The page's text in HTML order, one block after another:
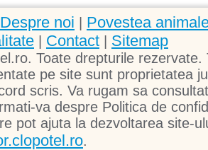
Despre noi
Povestea
Contact Sitemap
Toate drepturile
pe site sunt proprietatea
scris. Va rugam sa
va despre Politica de
pot ajuta la dezvoltarea site-
.